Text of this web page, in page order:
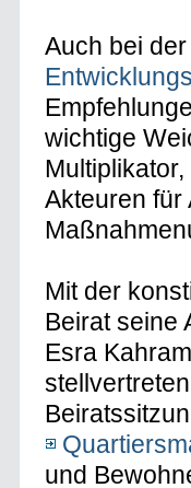
Auch bei
wichtige
Akteuren für
Mit der
Beirat seine
Esra
und